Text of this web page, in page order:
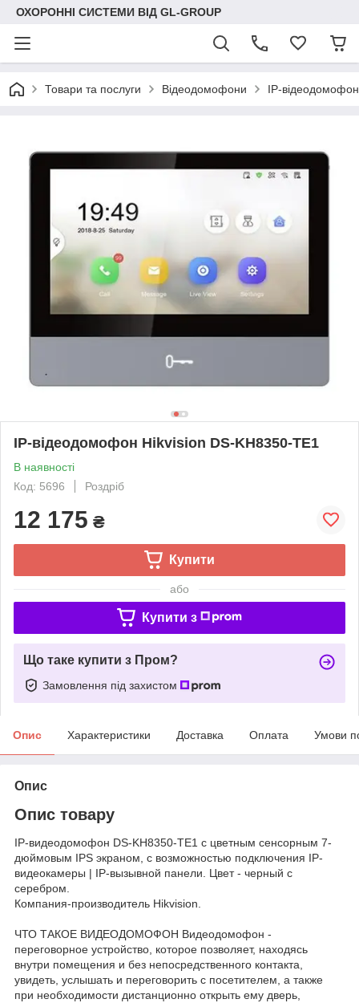
ОХОРОННІ СИСТЕМИ ВІД GL-GROUP
Товари та послуги Відеодомофони IP-
IP-відеодомофон Hikvision DS-KH8350-TE1
В наявності
Код: 5696
Роздріб
12 175 ₴
Купити
або
Купити з
Що таке купити з Пром?
Замовлення під захистом
Опис Характеристики Доставка Оплата Умови
Опис
Опис товару
IP-видеодомофон DS-KH8350-TE1 с цветным сенсорным 7-
дюймовым IPS экраном, с возможностью подключения IP-
видеокамеры | IP-вызывной панели. Цвет - черный с
серебром.
Компания-производитель Hikvision.
ЧТО ТАКОЕ ВИДЕОДОМОФОН Видеодомофон -
переговорное устройство, которое позволяет, находясь
внутри помещения и без непосредственного контакта,
увидеть, услышать и переговорить с посетителем, а также
при необходимости дистанционно открыть ему дверь,